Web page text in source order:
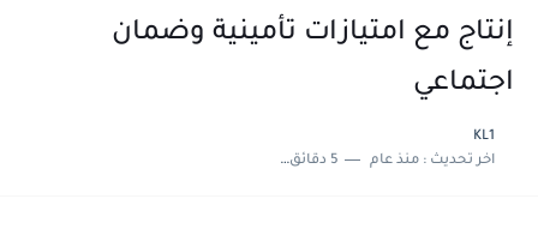
إنتاج مع امتيازات تأمينية وضمان
اجتماعي
KL1
اخر تحديث :منذ عام 5 دقائق للقراءة